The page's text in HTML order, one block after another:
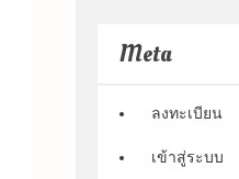
ก่อสร้าง
Meta
ลงทะเบียน
เข้าสู่ระบบ